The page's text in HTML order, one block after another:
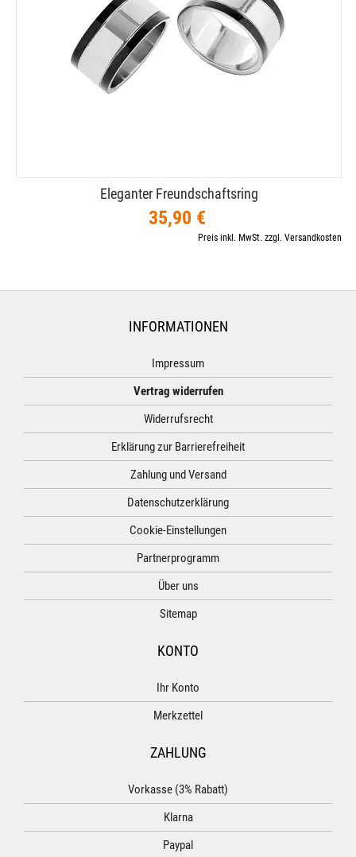
Eleganter Freundschaftsring
35,90 €
Preis inkl. MwSt. zzgl. Versandkosten
INFORMATIONEN
Impressum
Vertrag widerrufen
Widerrufsrecht
Erklärung zur Barrierefreiheit
Zahlung und Versand
Datenschutzerklärung
Cookie-Einstellungen
Partnerprogramm
Über uns
Sitemap
KONTO
Ihr Konto
Merkzettel
ZAHLUNG
Vorkasse (3% Rabatt)
Klarna
Paypal